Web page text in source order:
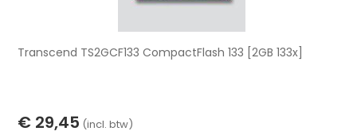
Transcend TS2GCF133 CompactFlash 133 [2GB 133x]
€ 29,45 (incl. btw)